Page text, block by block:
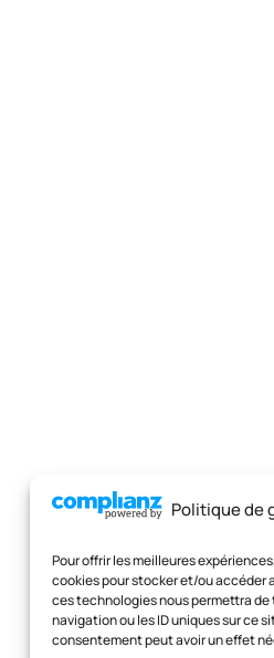
Politique de
Pour offrir les meilleures
cookies pour stocker et/ou accéder
ces technologies nous permettra
navigation ou les ID uniques sur ce
consentement peut avoir un effet